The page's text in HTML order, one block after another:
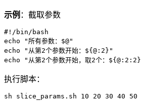
示例 ：截取参数
#!/bin/bash
echo
"所有参数： $@"
echo
"从第2个参数开始： ${@:2} "
echo
"从第2个参数开始，取2个： ${@:2:2}
执行脚本：
sh slice_params.sh 10 20 30 40 50